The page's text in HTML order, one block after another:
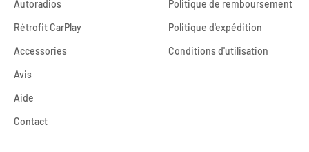
Autoradios
Rétrofit CarPlay
Accessories
Avis
Aide
Contact
Politique de remboursement
Politique d'expédition
Conditions d'utilisation